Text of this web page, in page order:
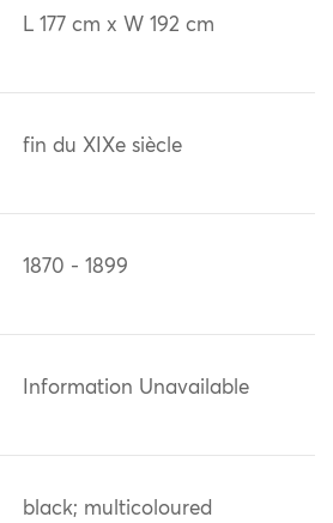
L 177 cm x W 192 cm
fin du XIXe siècle
1870 - 1899
Information Unavailable
black; multicoloured